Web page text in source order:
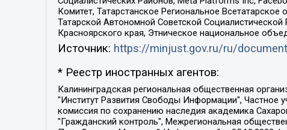
Комитет, Татарстанское Региональное
Татарской Автономной Советской
Красноярского края, Этническое национальное
Источник: https://minjust.gov.ru/ru/
* Реестр иностранных агентов:
Калининградская региональная общественная организация "Экозащита!-Женсовет", Фонд содействия защите прав и свобод граждан "Общественный вердикт", Фонд "Институт Развития Свободы Информации", Частное учреждение "Информационное агентство МЕМО. РУ", Региональная общественная организация "Общественная комиссия по сохранению наследия академика Сахарова", Фонд поддержки свободы прессы, Санкт-Петербургская общественная правозащитная организация "Гражданский контроль", Межрегиональная общественная организация "Информационно-просветительский центр "Мемориал", Региональный Фонд "Центр Защиты Прав Средств Массовой Информации", с 05.12.2023 Фонд "Центр Защиты Прав Средств массовой информации", Региональная общественная благотворительная организация помощи беженцам и мигрантам "Гражданское содействие", Негосударственное образовательное учреждение дополнительного профессионального образования (повышение квалификации) специалистов "АКАДЕМИЯ ПО ПРАВАМ ЧЕЛОВЕКА", Свердловская региональная общественная организация "Сутяжник", Автономная некоммерческая организация "Центр независимых социологических исследований", Союз общественных объединений "Российский исследовательский центр по правам человека", Региональное общественное учреждение научно-информационный центр "МЕМОРИАЛ", Некоммерческая организация "Фонд защиты гласности", Автономная некоммерческая организация "Институт прав человека", Городская общественная организация "Екатеринбургское общество "МЕМОРИАЛ", Городская общественная организация "Рязанское историко-просветительское и правозащитное общество "Мемориал" (Рязанский Мемориал), Челябинский региональный орган общественной самодеятельности – женское общественное объединение "Женщины Евразии", Челябинский региональный орган общественной самодеятельности "Уральская правозащитная группа", Фонд содействия защите здоровья и социальной справедливости имени Андрея Рылькова, Автономная Некоммерческая Организация "Аналитический Центр Юрия Левады", Автономная некоммерческая организация социальной поддержки населения "Проект Апрель", Региональная общественная организация помощи женщинам и детям, находящимся в кризисной ситуации "Информационно-методический центр "Анна", Фонд содействия развитию массовых коммуникаций и правовому просвещению "Так-так-Так", Фонд содействия устойчивому развитию "Серебряная тайга", Свердловский региональный общественный фонд социальных проектов "Новое время", "Idel.Реалии", Кавказ.Реалии, Крым.Реалии, Телеканал Настоящее Время, Татаро-башкирская служба Радио Свобода (Azatliq Radiosi), Радио Свободная Европа/Радио Свобода (PCE/PC), "Сибирь.Реалии", "Фактограф", Благотворительный фонд помощи осужденным и их семьям, Автономная некоммерческая организация "Институт глобализации и социальных движений", Фонд "В защиту прав заключенных", Частное учреждение "Центр поддержки и содействия развитию средств массовой информации", Пензенский региональный общественный благотворительный фонд "Гражданский союз", "Север.Реалии", Некоммерческая организация Фонд "Правовая инициатива", Общество с ограниченной ответственностью "Радио Свободная Европа/Радио Свобода", Чешское информационное агентство "MEDIUM-